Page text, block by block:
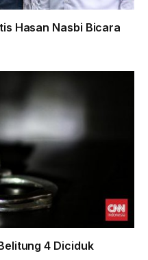
Hasan Nasbi Bicara
4 Diciduk